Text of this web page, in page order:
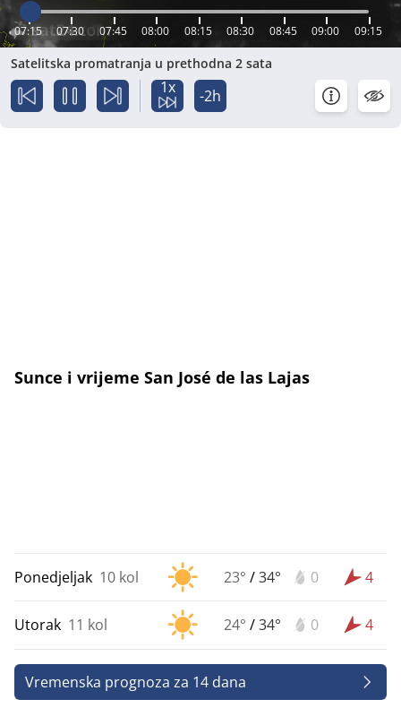
07:15 07:30 07:45 08:00 08:15 08:30 08:45 09:00 09:15
Satelitska promatranja u prethodna 2 sata
1x -2h
Sunce i vrijeme San José de las Lajas
Ponedjeljak 10 kol 23° /34° 0 4
Utorak 11 kol 24° /34° 0 4
Vremenska prognoza za 14 dana